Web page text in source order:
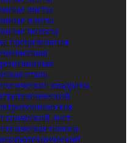
листы
плиты
полосы
прецизионная
сталь
квадраты
лист
полоса